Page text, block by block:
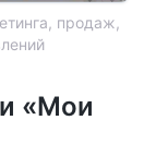
продаж,
и «Мои